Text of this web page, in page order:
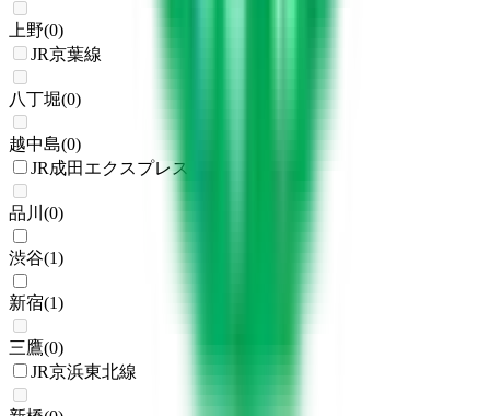
上野(0)
JR京葉線
八丁堀(0)
越中島(0)
JR成田エクスプレス
品川 (0)
渋谷(1)
新宿(1)
三鷹(0)
JR京浜東北線